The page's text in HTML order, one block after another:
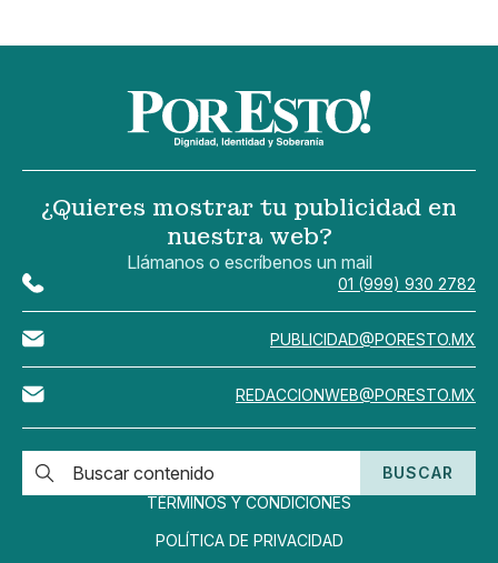
¿Quieres mostrar tu publicidad en
nuestra web?
Llámanos o escríbenos un mail
01 (999) 930 2782
PUBLICIDAD@PORESTO.MX
REDACCIONWEB@PORESTO.MX
BUSCAR
TÉRMINOS Y CONDICIONES
POLÍTICA DE PRIVACIDAD